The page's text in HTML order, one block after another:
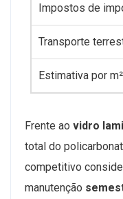
Impostos de
Transporte
Estimativa por
Frente ao vidro
total do
competitivo
manutenção